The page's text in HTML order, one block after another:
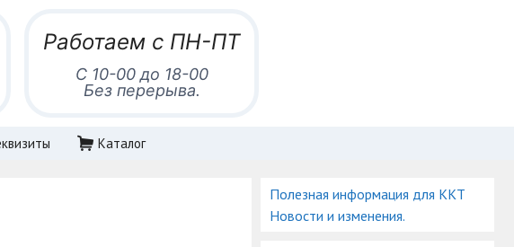
Работаем с ПН-ПТ
С 10-00 до 18-00
Без перерыва.
Каталог
Полезная информация для ККТ
Новости и изменения.